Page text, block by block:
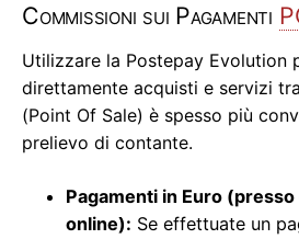
Commissioni sui Pagamenti
Utilizzare la Postepay Evolution
direttamente acquisti e servizi
(Point Of Sale) è spesso più
prelievo di contante.
Pagamenti in Euro
online): Se effettuate un